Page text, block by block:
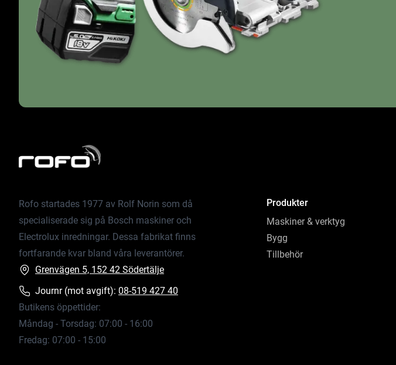
Rofo startades 1977 av Rolf Norin som då
specialiserade sig på Bosch maskiner och
Electrolux inredningar. Dessa fabrikat finns
fortfarande kvar bland våra leverantörer.
Grenvägen 5, 152 42 Södertälje
Journr (mot avgift): 08-519 427 40
Butikens öppettider:
Måndag - Torsdag: 07:00 - 16:00
Fredag: 07:00 - 15:00
Produkter
Maskiner & verktyg
Bygg
Tillbehör